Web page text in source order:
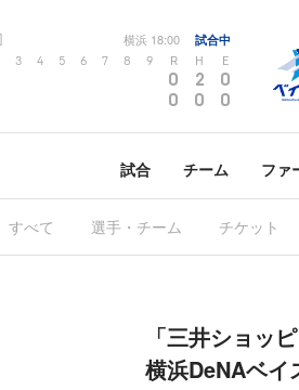
横浜 18:00 試合中
3 4 5 6 7 8 9 R H E
0 2 0
0 0 0
試合 チーム ファ
すべて 選手・チーム チケット
「三井ショッ
横浜DeNAベイ